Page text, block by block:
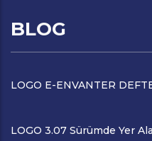
BLOG
LOGO E-ENVANTER
LOGO 3.07 Sürümde Yer